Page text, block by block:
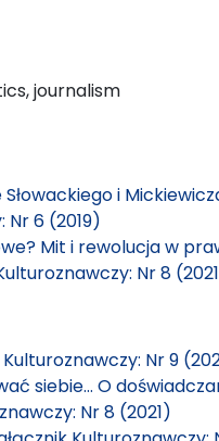
journalism
i
Nr 6 (2019)
Mit i rewolucja w
Nr 8
Kulturoznawczy: Nr 9
siebie… O
Nr 8 (2021)